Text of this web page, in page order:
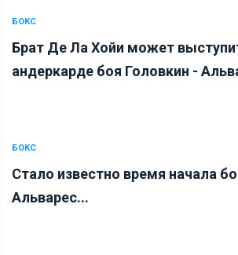
БОКС
Брат Де Ла Хойи может
андеркарде боя Головкин -
БОКС
Стало известно время начала
Альварес...